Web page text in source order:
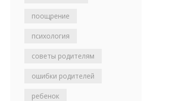
поощрение
психология
советы родителям
ошибки родителей
ребенок